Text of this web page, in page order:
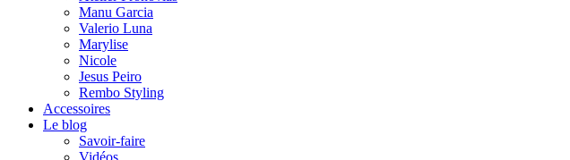
Manu Garcia
Valerio Luna
Marylise
Nicole
Jesus Peiro
Rembo Styling
Accessoires
Le blog
Savoir-faire
Vidéos